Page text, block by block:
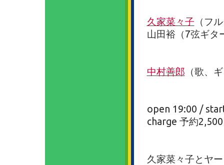
久家菜々子 （フ
山田裕（7弦ギタ
中村善郎 （歌、
open 19:00 /
charge 予約
久家菜々子とヤ